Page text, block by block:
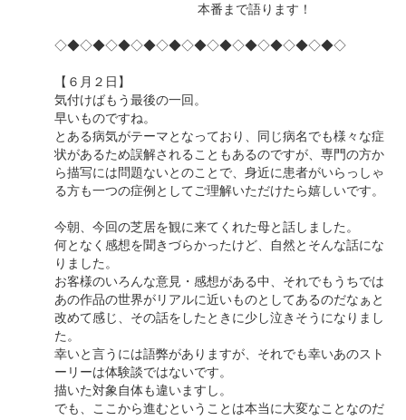
本番まで語ります！
◇◆◇◆◇◆◇◆◇◆◇◆◇◆◇◆◇◆◇◆◇◆◇
【６月２日】
気付けばもう最後の一回。
早いものですね。
とある病気がテーマとなっており、同じ病名でも様々な症
状があるため誤解されることもあるのですが、専門の方か
ら描写には問題ないとのことで、身近に患者がいらっしゃ
る方も一つの症例としてご理解いただけたら嬉しいです。
今朝、今回の芝居を観に来てくれた母と話しました。
何となく感想を聞きづらかったけど、自然とそんな話にな
りました。
お客様のいろんな意見・感想がある中、それでもうちでは
あの作品の世界がリアルに近いものとしてあるのだなぁと
改めて感じ、その話をしたときに少し泣きそうになりまし
た。
幸いと言うには語弊がありますが、それでも幸いあのスト
ーリーは体験談ではないです。
描いた対象自体も違いますし。
でも、ここから進むということは本当に大変なことなのだ